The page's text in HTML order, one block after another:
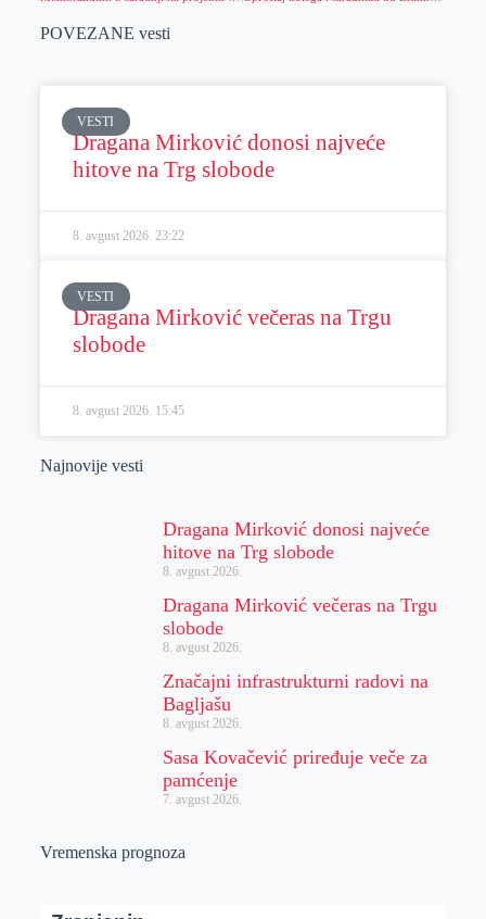
POVEZANE vesti
VESTI
Dragana Mirković donosi najveće
hitove na Trg slobode
8. avgust 2026. 23:22
VESTI
Dragana Mirković večeras na Trgu
slobode
8. avgust 2026. 15:45
Najnovije vesti
Dragana Mirković donosi najveće
hitove na Trg slobode
8. avgust 2026.
Dragana Mirković večeras na Trgu
slobode
8. avgust 2026.
Značajni infrastrukturni radovi na
Bagljašu
8. avgust 2026.
Sasa Kovačević priređuje veče za
pamćenje
7. avgust 2026.
Vremenska prognoza